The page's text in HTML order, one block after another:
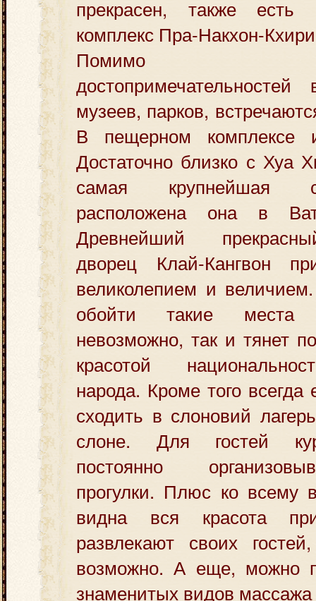
прекрасен, также
комплекс Пра-Накхон-
Помимо
музеев, парков,
В пещерном комплексе
Достаточно близко с Хуа
самая крупнейшая
расположена она в
Древнейший
дворец Клай-Кангвон
великолепием и
обойти такие места
невозможно, так и тянет
красотой
народа. Кроме того всегда
сходить в слоновий
слоне. Для гостей
постоянно
прогулки. Плюс ко всему
видна вся красота
развлекают своих
возможно. А еще, можно
знаменитых видов массажа